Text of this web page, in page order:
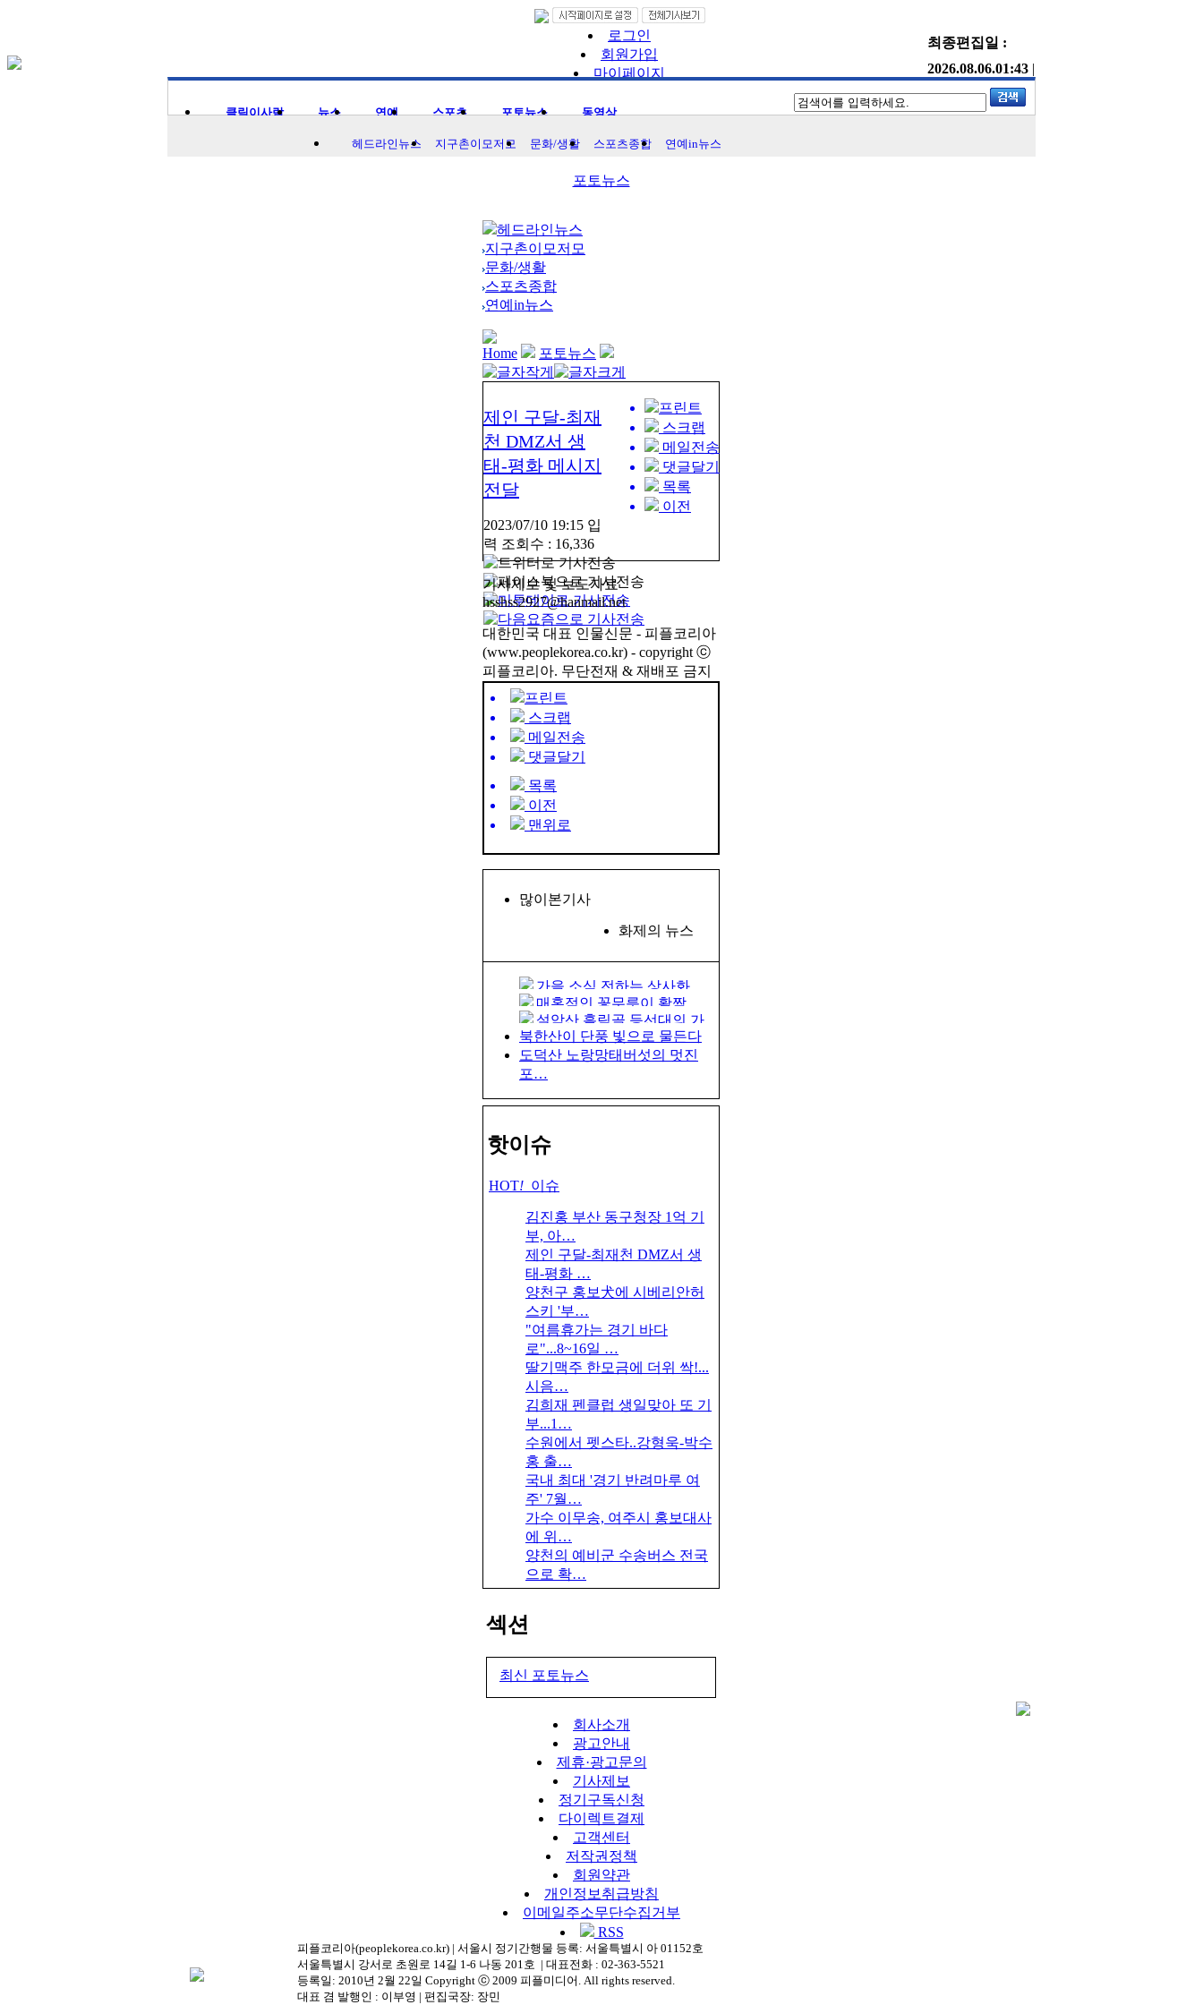
로그인
회원가입
마이페이지
최종편집일 :
2026.08.06.01:43 |
클릭이사람 뉴스 연예 스포츠 포토뉴스 동영상
헤드라인뉴스 지구촌이모저모 문화/생활 스포츠종합 연예in뉴스
포토뉴스
헤드라인뉴스
지구촌이모저모
문화/생활
스포츠종합
연예in뉴스
Home 포토뉴스
프린트
스크랩
메일전송
댓글달기
목록
이전
제인 구달-최재
천 DMZ서 생
태-평화 메시지
전달
2023/07/10 19:15 입
력 조회수 : 16,336
기사제보 및 보도자료
hsshss2927@hanmail.net
대한민국 대표 인물신문 - 피플코리아
(www.peoplekorea.co.kr) - copyright ⓒ
피플코리아. 무단전재 & 재배포 금지
프린트
스크랩
메일전송
댓글달기
목록
이전
맨위로
많이본기사
화제의 뉴스
가을 소식 전하는 상사화
매혹적인 꽃무릇이 활짝
설악산 흘림골 등선대의 가
을바…
북한산이 단풍 빛으로 물든다
도덕산 노랑망태버섯의 멋진
포…
핫이슈
HOT! 이슈
김진홍 부산 동구청장 1억 기
부, 아…
제인 구달-최재천 DMZ서 생
태-평화 …
양천구 홍보犬에 시베리안허
스키 '부…
"여름휴가는 경기 바다
로"...8~16일 …
딸기맥주 한모금에 더위 싹!...
시음…
김희재 펜클럽 생일맞아 또 기
부...1…
수원에서 펫스타..강형욱-박수
홍 출…
국내 최대 '경기 반려마루 여
주' 7월…
가수 이무송, 여주시 홍보대사
에 위…
양천의 예비군 수송버스 전국
으로 확…
섹션
최신 포토뉴스
회사소개
광고안내
제휴·광고문의
기사제보
정기구독신청
다이렉트결제
고객센터
저작권정책
회원약관
개인정보취급방침
이메일주소무단수집거부
RSS
피플코리아(peoplekorea.co.kr) | 서울시 정기간행물 등록: 서울특별시 아 01152호
서울특별시 강서로 초원로 14길 1-6 나동 201호 | 대표전화 : 02-363-5521
등록일: 2010년 2월 22일 Copyright ⓒ 2009 피플미디어. All rights reserved.
대표 겸 발행인 : 이부영 | 편집국장: 장민